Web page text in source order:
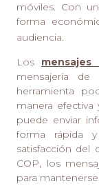
móviles. Con
forma
audiencia.
Los
mensajería
herramienta
manera efectiva
puede enviar
forma rápida
satisfacción del
COP, los
para